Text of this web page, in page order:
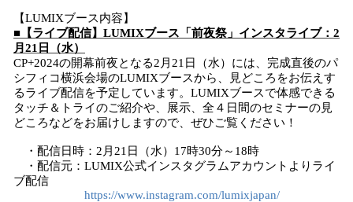
【LUMIXブース内容】
■【ライブ配信】LUMIXブース「前夜祭」インスタライブ：2
月21日（水）
CP+2024の開幕前夜となる2月21日（水）には、完成直後のパ
シフィコ横浜会場のLUMIXブースから、見どころをお伝えす
るライブ配信を予定しています。LUMIXブースで体感できる
タッチ＆トライのご紹介や、展示、全４日間のセミナーの見
どころなどをお届けしますので、ぜひご覧ください！
・配信日時：2月21日（水）17時30分～18時
・配信元：LUMIX公式インスタグラムアカウントよりライ
ブ配信
https://www.instagram.com/lumixjapan/